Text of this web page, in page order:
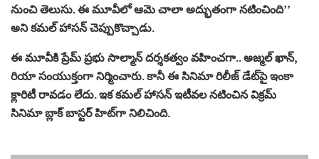
నుంచి తెలుసు. ఈ మూవీలో ఆమె చాలా అద్భుతంగా నటించింది’’
అని కమల్ హాసన్ చెప్పుకొచ్చాడు.
ఈ మూవీకి ప్రేమ్ ప్రభు సాల్మాన్ దర్శకత్వం వహించగా.. అజ్మల్‌ ఖాన్,
రియా సంయుక్తంగా నిర్మించారు. కానీ ఈ సినిమా రిలీజ్ డేట్‌పై ఇంకా
క్లారిటీ రావడం లేదు. ఇక కమల్ హాసన్ ఇటీవల నటించిన విక్రమ్
సినిమా బ్లాక్ బాస్టర్ హిట్‌గా నిలిచింది.